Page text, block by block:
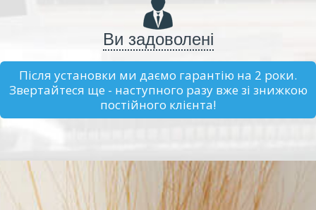
Ви задоволені
Після установки ми даємо гарантію на 2 роки.
Звертайтеся ще - наступного разу вже зі знижкою
постійного клієнта!